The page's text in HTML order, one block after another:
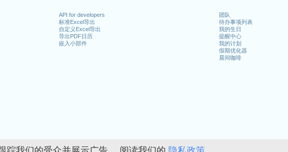
API for developers
标准Excel导出
自定义Excel导出
导出PDF日历
嵌入小部件
团队
待办事项列表
我的生日
提醒中心
我的计划
假期优化器
晨间咖啡
期
1月1日星期日